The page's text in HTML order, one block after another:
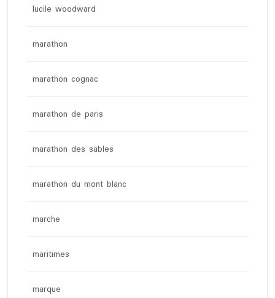
lucile woodward
marathon
marathon cognac
marathon de paris
marathon des sables
marathon du mont blanc
marche
maritimes
marque